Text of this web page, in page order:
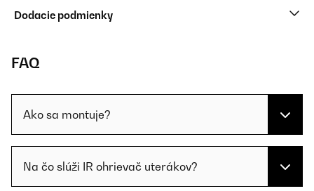
Dodacie podmienky
FAQ
Ako sa montuje?
Na čo slúži IR ohrievač uterákov?